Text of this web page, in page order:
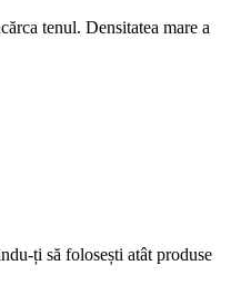
tenul. Densitatea mare a
ți să folosești atât produse